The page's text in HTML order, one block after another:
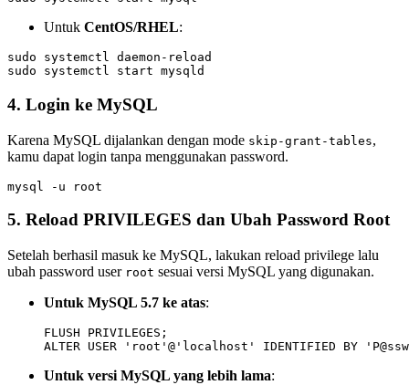
Untuk CentOS/RHEL:
sudo systemctl daemon-reload
4. Login ke MySQL
Karena MySQL dijalankan dengan mode skip-grant-tables,
kamu dapat login tanpa menggunakan password.
5. Reload PRIVILEGES dan Ubah Password Root
Setelah berhasil masuk ke MySQL, lakukan reload privilege lalu
ubah password user root sesuai versi MySQL yang digunakan.
Untuk MySQL 5.7 ke atas:
FLUSH PRIVILEGES;
Untuk versi MySQL yang lebih lama: